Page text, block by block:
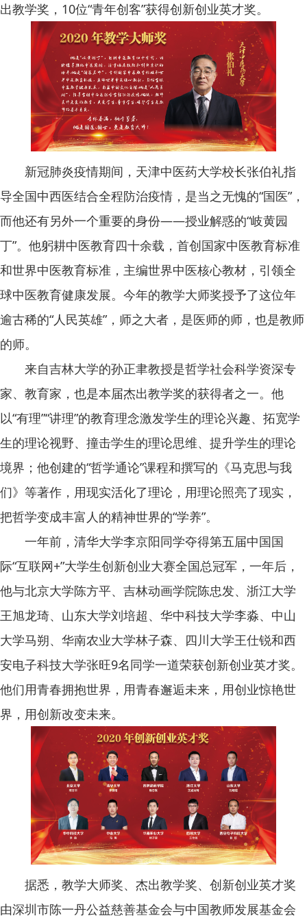
出教学奖，10位“青年创客”获得创新创业英才奖。
新冠肺炎疫情期间，天津中医药大学校长张伯礼指
导全国中西医结合全程防治疫情，是当之无愧的“国医”，
而他还有另外一个重要的身份——授业解惑的“岐黄园
丁”。他躬耕中医教育四十余载，首创国家中医教育标准
和世界中医教育标准，主编世界中医核心教材，引领全
球中医教育健康发展。今年的教学大师奖授予了这位年
逾古稀的“人民英雄”，师之大者，是医师的师，也是教师
的师。
来自吉林大学的孙正聿教授是哲学社会科学资深专
家、教育家，也是本届杰出教学奖的获得者之一。他
以“有理”“讲理”的教育理念激发学生的理论兴趣、拓宽学
生的理论视野、撞击学生的理论思维、提升学生的理论
境界；他创建的“哲学通论”课程和撰写的《马克思与我
们》等著作，用现实活化了理论，用理论照亮了现实，
把哲学变成丰富人的精神世界的“学养”。
一年前，清华大学李京阳同学夺得第五届中国国
际“互联网+”大学生创新创业大赛全国总冠军，一年后，
他与北京大学陈方平、吉林动画学院陈忠发、浙江大学
王旭龙琦、山东大学刘培超、华中科技大学李淼、中山
大学马朔、华南农业大学林子森、四川大学王仕锐和西
安电子科技大学张旺9名同学一道荣获创新创业英才奖。
他们用青春拥抱世界，用青春邂逅未来，用创业惊艳世
界，用创新改变未来。
据悉，教学大师奖、杰出教学奖、创新创业英才奖
由深圳市陈一丹公益慈善基金会与中国教师发展基金会